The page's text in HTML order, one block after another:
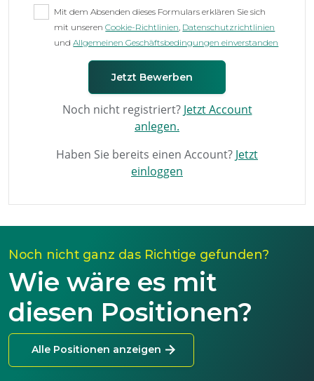
Mit dem Absenden dieses Formulars erklären Sie sich
mit unserenCookie-Richtlinien Datenschutzrichtlinien
undAllgemeinen Geschäftsbedingungen einverstanden
Noch nicht registriert? Jetzt Account
anlegen.
Haben Sie bereits einen Account? Jetzt
einloggen
Noch nicht ganz das Richtige gefunden?
Wie wäre es mit
diesen Positionen?
Alle Positionen anzeigen